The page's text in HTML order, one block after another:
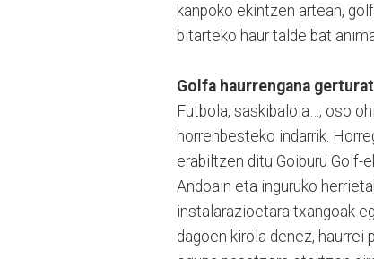
kanpoko ekintzen artean,
bitarteko haur talde bat
Golfa haurrengana
Futbola, saskibaloia…, oso
horrenbesteko indarrik.
erabiltzen ditu Goiburu Golf-
Andoain eta inguruko
instalarazioetara txangoak
dagoen kirola denez, haurrei